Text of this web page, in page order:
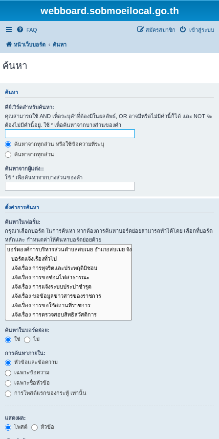
webboard.sobmoeilocal.go.th
FAQ เข้าสู่ระบบ
สมัครสมาชิก
หน้าเว็บบอร์ด ค้นหา
ค้นหา
ค้นหา
คีย์เวิร์ดสำหรับค้นหา:
คุณสามารถใช้ AND เพื่อระบุคำที่ต้องมีในผลลัพธ์, OR อาจมีหรือไม่มีคำนี้ก็ได้ และ NOT จะ
ต้องไม่มีคำนี้อยู่. ใช้ * เพื่อค้นหาจากบางส่วนของคำ
ค้นหาจากทุกส่วน หรือใช้ข้อความที่ระบุ
ค้นหาจากทุกส่วน
ค้นหาจากผู้แต่ง::
ใช้ * เพื่อค้นหาจากบางส่วนของคำ
ตั้งค่าการค้นหา
ค้นหาในฟอรั่ม:
กรุณาเลือกบอร์ด ในการค้นหา หากต้องการค้นหาบอร์ดย่อยสามารถทำได้โดย เลือกที่บอร์ด
หลักและ กำหนดค่าให้ค้นหาบอร์ดย่อยด้วย
ค้นหาในบอร์ดย่อย:
ใช่
ไม่
การค้นหาภายใน:
หัวข้อและข้อความ
เฉพาะข้อความ
เฉพาะชื่อหัวข้อ
การโพสต์แรกของกระทู้ เท่านั้น
แสดงผล:
โพสต์
หัวข้อ